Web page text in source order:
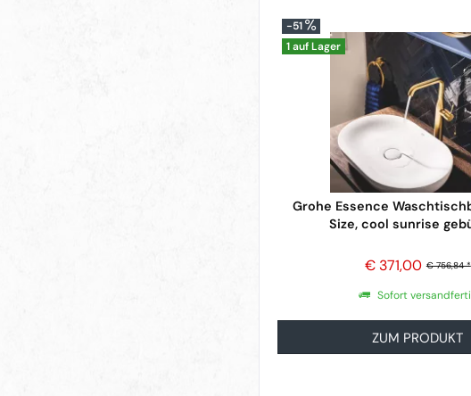
-51
1 auf Lager
Grohe Essence
Size, cool sunrise
€ 756,84 *
€ 371,00
Sofort
ZUM PRODUKT